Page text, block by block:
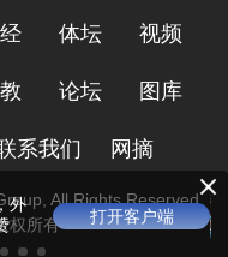
体坛 视频
论坛 图库
系我们 网摘
All Rights Reserved
权所有
外
打开客户端